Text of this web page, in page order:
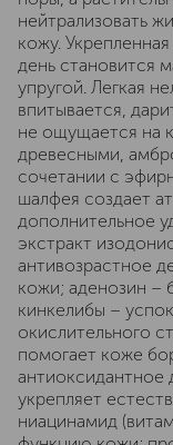
нейтрализовать
кожу.
день становится
упругой. Легкая
впитывается,
не ощущается на
древесными,
сочетании с
шалфея создает
дополнительное
экстракт
антивозрастное
кожи; аденозин –
кинкелибы –
окислительного
помогает коже
антиоксидантное
укрепляет
ниацинамид